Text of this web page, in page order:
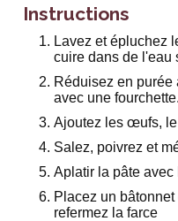
Instructions
Lavez et épluchez
cuire dans de l'eau
Réduisez en purée
avec une
Ajoutez les œufs,
Salez, poivrez et
Aplatir la pâte avec
Placez un
refermez la farce